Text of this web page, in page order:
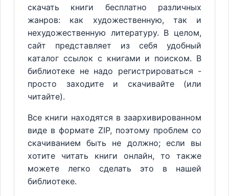
скачать книги бесплатно различных
жанров: как художественную, так и
нехудожественную литературу. В целом,
сайт представляет из себя удобный
каталог ссылок с книгами и поиском. В
библиотеке не надо регистрироваться -
просто заходите и скачивайте (или
читайте).
Все книги находятся в заархивированном
виде в формате ZIP, поэтому проблем со
скачиванием быть не должно; если вы
хотите читать книги онлайн, то также
можете легко сделать это в нашей
библиотеке.